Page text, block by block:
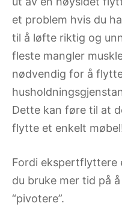
et problem hvis du
til å løfte riktig og
fleste mangler
nødvendig for å
Dette kan føre til at
flytte et enkelt
Fordi ekspertflyttere
du bruke mer tid på
“pivotere”.